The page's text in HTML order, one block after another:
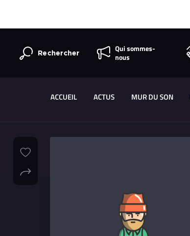
Rechercher
Qui sommes-
nous
ACCUEIL ACTUS MUR DU SON